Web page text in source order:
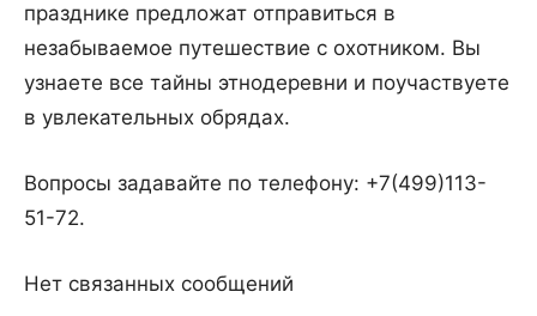
празднике предложат отправиться в
незабываемое путешествие с охотником. Вы
узнаете все тайны этнодеревни и поучаствуете
в увлекательных обрядах.
Вопросы задавайте по телефону: +7(499)113-
51-72.
Нет связанных сообщений